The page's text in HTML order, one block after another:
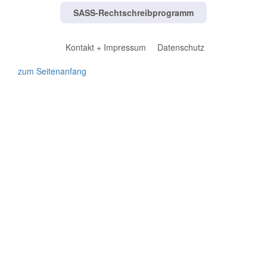
SASS-Rechtschreibprogramm
Kontakt + Impressum
Datenschutz
zum Seitenanfang